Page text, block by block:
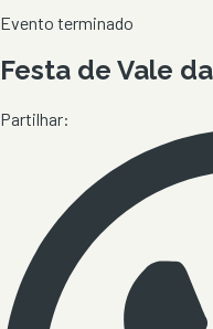
Evento terminado
Festa de Vale
Partilhar: